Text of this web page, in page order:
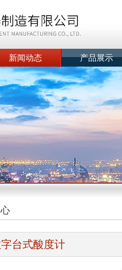
新闻动态 产品展示
台式酸度计